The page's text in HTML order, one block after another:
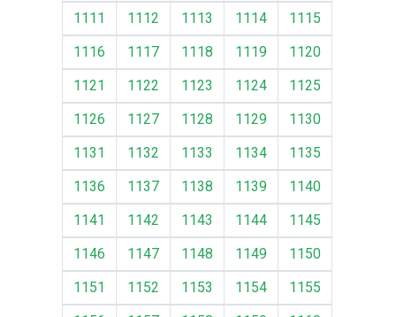
1111
1112 1113 1114
1115
1116
1117 1118 1119
1120
1121
1122 1123 1124
1125
1126
1127 1128 1129
1130
1131
1132 1133 1134
1135
1136
1137 1138 1139
1140
1141
1142 1143 1144
1145
1146
1147 1148 1149
1150
1151
1152 1153 1154
1155